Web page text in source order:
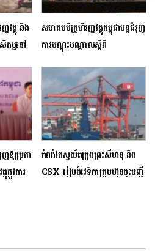
វត្ថុ និង
កម្មនៅ
សមាគមមីក្រូហិរញ្ញវត្ថុកម្ពុជាបន្តជំរុញ
ការបណ្តុះបណ្តាលស្តីពី
ដើម្បីធ្វើឱ្យប្រតិបត្តិការឥណទាន
កាន់តែមានប្រសិទ្ធភាព
ឱ្យប្រជា
ផ្លូវការ
កំពង់ផែស្វយ័តក្រុងព្រះសីហនុ និង
CSX រៀបចំវេទិកាក្រុមហ៊ុនចុះបញ្ជី